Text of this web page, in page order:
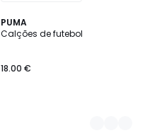
PUMA
Calções de futebol
18.00 €
3
Cores